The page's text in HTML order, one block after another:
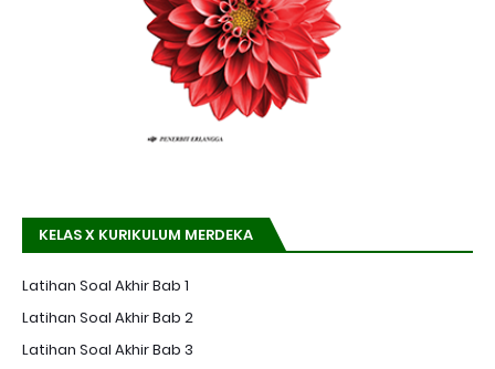
KELAS X KURIKULUM MERDEKA
Latihan Soal Akhir Bab 1
Latihan Soal Akhir Bab 2
Latihan Soal Akhir Bab 3